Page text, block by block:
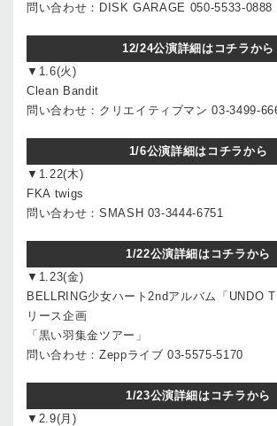
問い合わせ：DISK GARAGE 050-5533-0888
12/24公演詳細はコチラから
▼1.6(火)
Clean Bandit
問い合わせ：クリエイティブマン 03-3499-
1/6公演詳細はコチラから
▼1.22(木)
FKA twigs
問い合わせ：SMASH 03-3444-6751
1/22公演詳細はコチラから
▼1.23(金)
BELLRING少女ハート2ndアルバム「UNDO
リース企画
「黒い羽集金ツアー」
問い合わせ：Zeppライブ 03-5575-5170
1/23公演詳細はコチラから
▼2.9(月)